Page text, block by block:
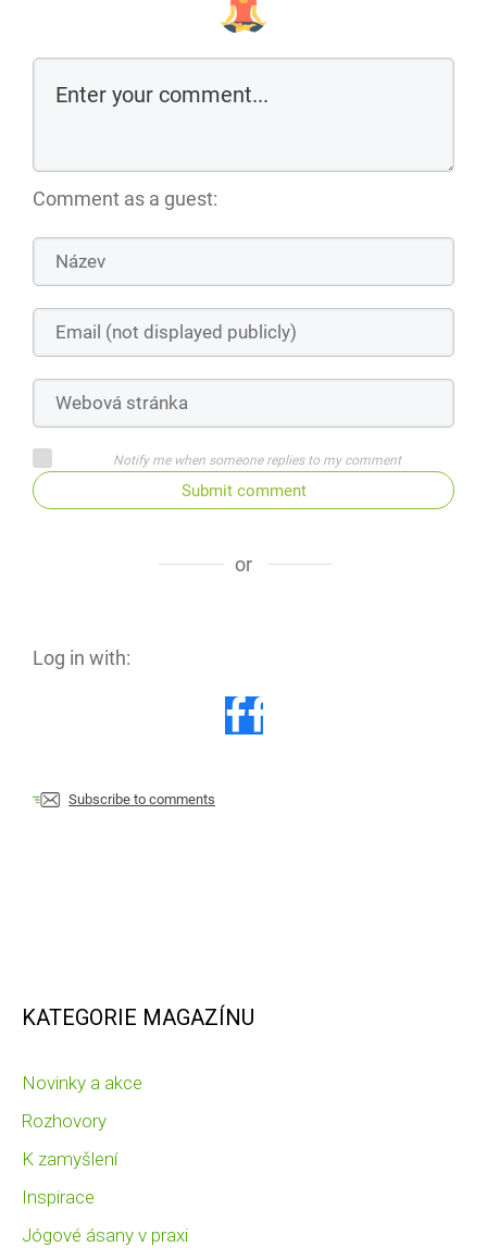
Comment as a guest:
Notify me when someone replies to my comment
Submit comment
or
Log in with:
Subscribe to comments
KATEGORIE MAGAZÍNU
Novinky a akce
Rozhovory
K zamyšlení
Inspirace
Jógové ásany v praxi